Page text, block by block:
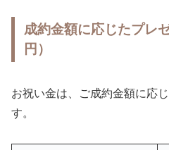
成約金額に応じたプレ
円）
お祝い金は、ご成約金額に応
す。